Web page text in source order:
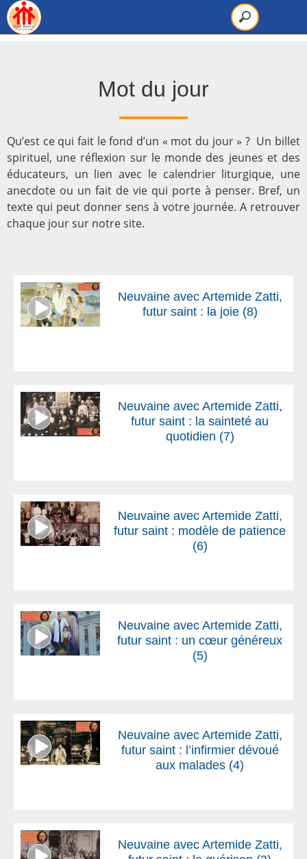
Mot du jour
Qu’est ce qui fait le fond d’un « mot du jour » ? Un billet
spirituel, une réflexion sur le monde des jeunes et des
éducateurs, un lien avec le calendrier liturgique, une
anecdote ou un fait de vie qui porte à penser. Bref, un
texte qui peut donner sens à votre journée. A retrouver
chaque jour sur notre site.
Neuvaine avec Artemide Zatti,
futur saint : la joie (8)
Neuvaine avec Artemide Zatti,
futur saint : la sainteté au
quotidien (7)
Neuvaine avec Artemide Zatti,
futur saint : modèle de patience
(6)
Neuvaine avec Artemide Zatti,
futur saint : un cœur généreux
(5)
Neuvaine avec Artemide Zatti,
futur saint : l’infirmier dévoué
aux malades (4)
Neuvaine avec Artemide Zatti,